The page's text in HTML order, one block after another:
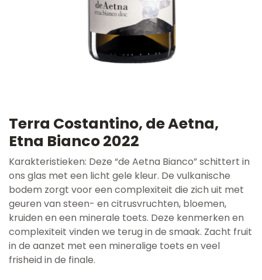
Terra Costantino, de Aetna,
Etna Bianco 2022
Karakteristieken: Deze “de Aetna Bianco” schittert in
ons glas met een licht gele kleur. De vulkanische
bodem zorgt voor een complexiteit die zich uit met
geuren van steen- en citrusvruchten, bloemen,
kruiden en een minerale toets. Deze kenmerken en
complexiteit vinden we terug in de smaak. Zacht fruit
in de aanzet met een mineralige toets en veel
frisheid in de finale.